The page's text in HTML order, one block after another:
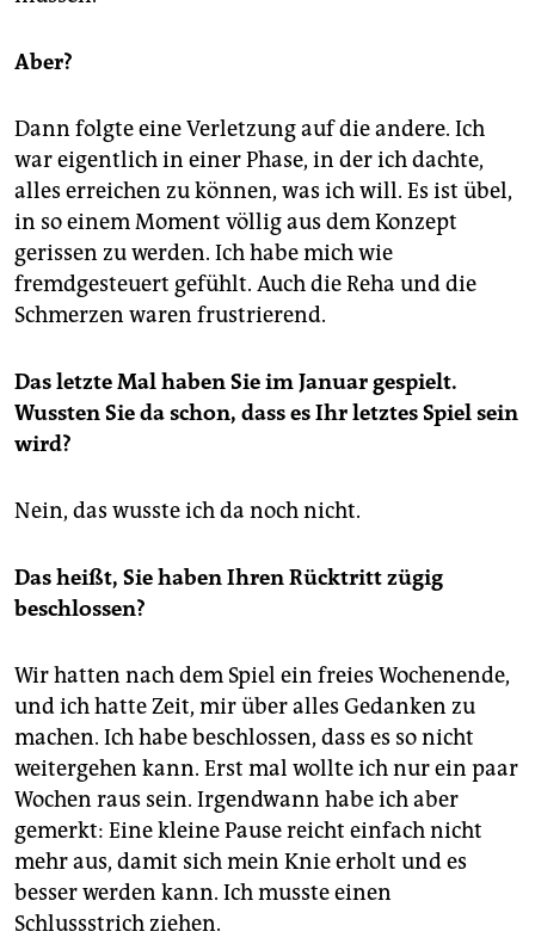
Aber?
Dann folgte eine Verletzung auf die andere. Ich
war eigentlich in einer Phase, in der ich dachte,
alles erreichen zu können, was ich will. Es ist übel,
in so einem Moment völlig aus dem Konzept
gerissen zu werden. Ich habe mich wie
fremdgesteuert gefühlt. Auch die Reha und die
Schmerzen waren frustrierend.
Das letzte Mal haben Sie im Januar gespielt.
Wussten Sie da schon, dass es Ihr letztes Spiel sein
wird?
Nein, das wusste ich da noch nicht.
Das heißt, Sie haben Ihren Rücktritt zügig
beschlossen?
Wir hatten nach dem Spiel ein freies Wochenende,
und ich hatte Zeit, mir über alles Gedanken zu
machen. Ich habe beschlossen, dass es so nicht
weitergehen kann. Erst mal wollte ich nur ein paar
Wochen raus sein. Irgendwann habe ich aber
gemerkt: Eine kleine Pause reicht einfach nicht
mehr aus, damit sich mein Knie erholt und es
besser werden kann. Ich musste einen
Schlussstrich ziehen.